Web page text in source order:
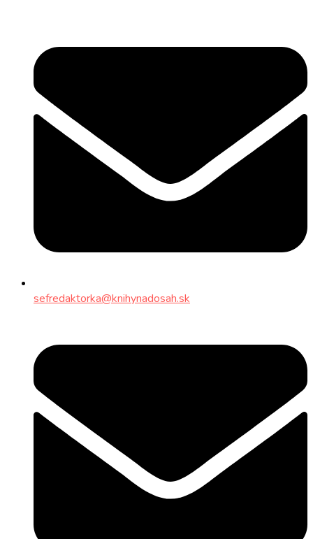
sefredaktorka@knihynadosah.sk